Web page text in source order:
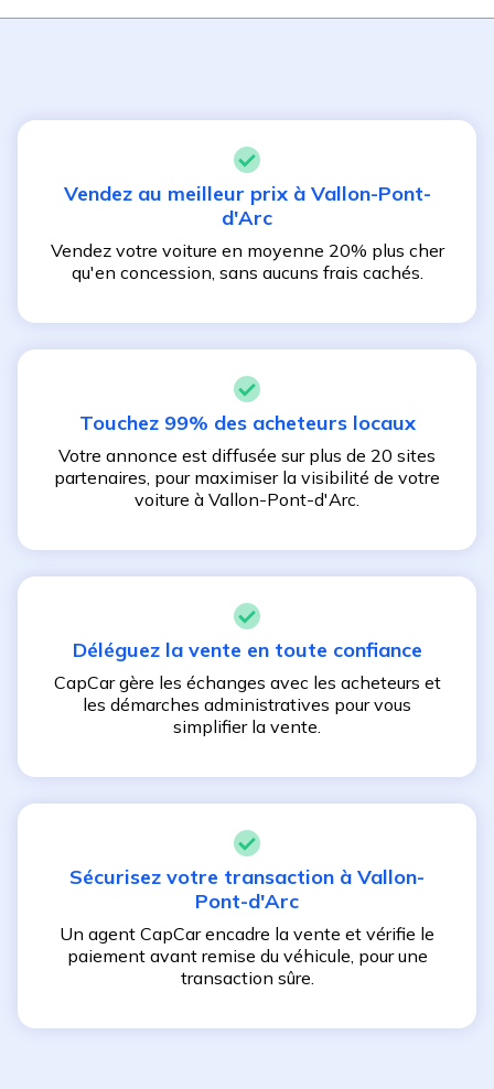
Vendez au meilleur prix à Vallon-Pont-
d'Arc
Vendez votre voiture en moyenne 20% plus cher
qu'en concession, sans aucuns frais cachés.
Touchez 99% des acheteurs locaux
Votre annonce est diffusée sur plus de 20 sites
partenaires, pour maximiser la visibilité de votre
voiture à Vallon-Pont-d'Arc.
Déléguez la vente en toute confiance
CapCar gère les échanges avec les acheteurs et
les démarches administratives pour vous
simplifier la vente.
Sécurisez votre transaction à Vallon-
Pont-d'Arc
Un agent CapCar encadre la vente et vérifie le
paiement avant remise du véhicule, pour une
transaction sûre.